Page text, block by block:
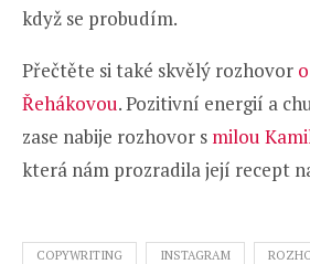
když se probudím.
Přečtěte si také skvělý rozhovor
Řehákovou. Pozitivní energií a
zase nabije rozhovor s milou
která nám prozradila její recept
COPYWRITING INSTAGRAM